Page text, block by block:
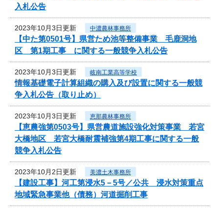
入札公告
2023年10月3日更新 中濃農林事務所
【中た第0501号】県営ため池等整備事業 毛鹿洞地
区 第1期工事 に関する一般競争入札公告
2023年10月3日更新 岐南工業高等学校
情報基礎電子計算組織の購入及び設置に関する一般競
争入札公告（取り止め）
2023年10月3日更新 恵那農林事務所
【恵農強第0503号】県営農道施設強化対策事業 若宮
大橋地区 若宮大橋耐震補強第4期工事に関する一般
競争入札公告
2023年10月2日更新 美濃土木事務所
【建設工事】河工第浸水5－5号／公共 浸水対策重点
地域緊急事業他（債務）河道掘削工事